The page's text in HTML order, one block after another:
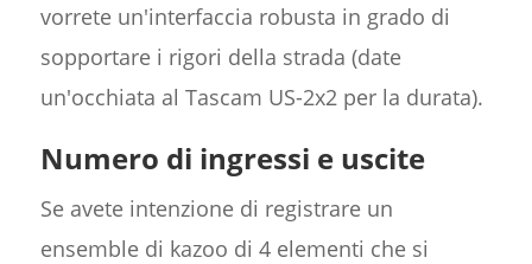
vorrete un'interfaccia robusta in grado di
sopportare i rigori della strada (date
un'occhiata al Tascam US-2x2 per la durata).
Numero di ingressi e uscite
Se avete intenzione di registrare un
ensemble di kazoo di 4 elementi che si